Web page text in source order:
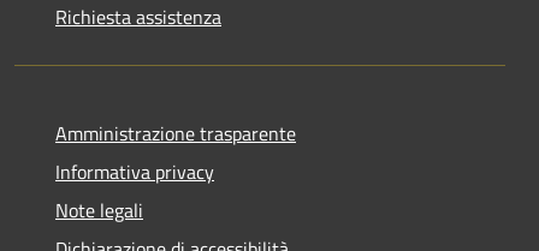
Richiesta assistenza
Amministrazione trasparente
Informativa privacy
Note legali